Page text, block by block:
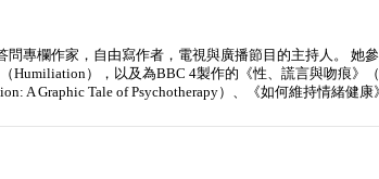
專欄作家，自由寫作者，電視與廣播節目的主持人。
Humiliation），以及為BBC 4製作的《性、謊言與吻痕》
A Graphic Tale of Psychotherapy）、《如何維持情緒健